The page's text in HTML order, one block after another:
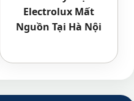
Electrolux Mất
Nguồn Tại Hà Nội